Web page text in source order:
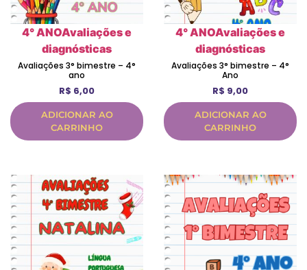
4° ANOAvaliações e
diagnósticas
Avaliações 3° bimestre – 4°
ano
R$ 6,00
ADICIONAR AO
CARRINHO
4° ANOAvaliações e
diagnósticas
Avaliações 3° bimestre – 4°
Ano
R$ 9,00
ADICIONAR AO
CARRINHO